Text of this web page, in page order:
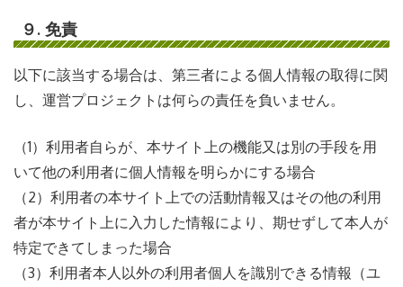
９. 免責
以下に該当する場合は、第三者による個人情報の取得に関
し、運営プロジェクトは何らの責任を負いません。
（1）利用者自らが、本サイト上の機能又は別の手段を用
いて他の利用者に個人情報を明らかにする場合
（2）利用者の本サイト上での活動情報又はその他の利用
者が本サイト上に入力した情報により、期せずして本人が
特定できてしまった場合
（3）利用者本人以外の利用者個人を識別できる情報（ユ